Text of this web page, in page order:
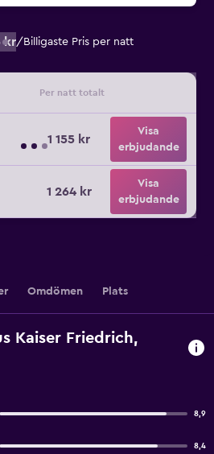
kr/ Billigaste Pris per natt
Per natt totalt
1 155 kr
Visa
erbjudande
1 264 kr
Visa
erbjudande
Omdömen Plats
Kaiser Friedrich,
8,9
8,4